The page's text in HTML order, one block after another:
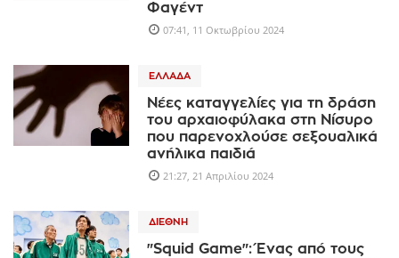
Φαγέντ
07:41, 11 Οκτωβρίου 2024
ΕΛΛΆΔΑ
Νέες καταγγελίες για τη δράση
του αρχαιοφύλακα στη Νίσυρο
που παρενοχλούσε σεξουαλικά
ανήλικα παιδιά
21:27, 21 Απριλίου 2024
ΔΙΕΘΝΉ
"Squid Game": Ένας από τους